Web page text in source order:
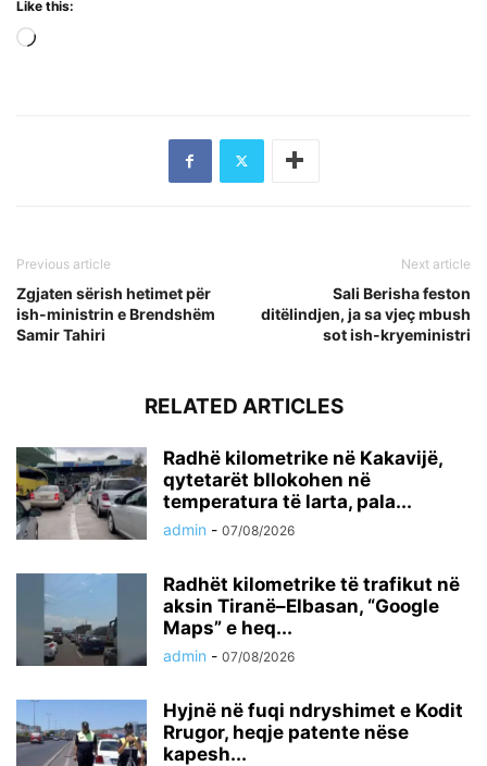
Like this:
Previous article
Zgjaten sërish hetimet për
ish-ministrin e Brendshëm
Samir Tahiri
Next article
Sali Berisha feston
ditëlindjen, ja sa vjeç mbush
sot ish-kryeministri
RELATED ARTICLES
Radhë kilometrike në Kakavijë,
qytetarët bllokohen në
temperatura të larta, pala...
admin - 07/08/2026
Radhët kilometrike të trafikut në
aksin Tiranë–Elbasan, “Google
Maps” e heq...
admin - 07/08/2026
Hyjnë në fuqi ndryshimet e Kodit
Rrugor, heqje patente nëse
kapesh...